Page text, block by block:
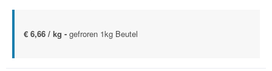
€ 6,66 / kg - gefroren 1kg Beutel